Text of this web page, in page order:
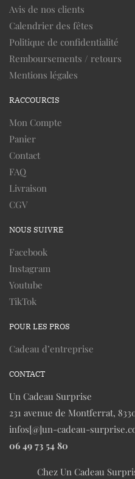
Avis de nos clients
Calendrier des fêtes
Politique de confidentialité
Remboursements / retours
Mentions légales
RACCOURCIS
Mon Compte
Panier
Contact
FAQ
Livraison
CGV
NOUS SUIVRE
Facebook
Instagram
Youtube
TikTok
POUR LES PROS
Cadeau d’entreprise
CONTACT
Un Cadeau Surprise
231 avenue de Montferrat,
infos[@]un-cadeau-
06 49 73 54 80
Chez Un Cadeau